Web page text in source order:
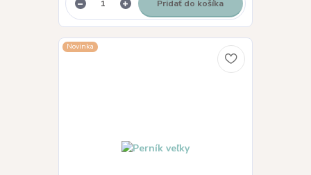
Pridať do košíka
Novinka